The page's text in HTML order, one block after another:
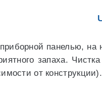
панелью,
запаха.
от